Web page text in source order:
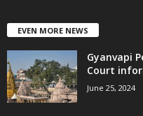
EVEN MORE NEWS
Gyanvapi
Court
June 25, 2024